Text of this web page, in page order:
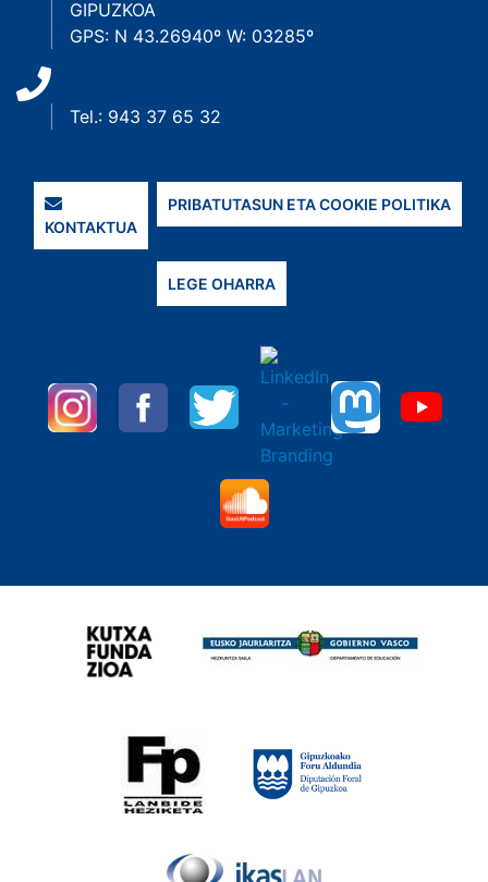
GIPUZKOA
GPS: N 43.26940º W: 03285º
Tel.: 943 37 65 32
KONTAKTUA
PRIBATUTASUN ETA COOKIE POLITIKA
LEGE OHARRA